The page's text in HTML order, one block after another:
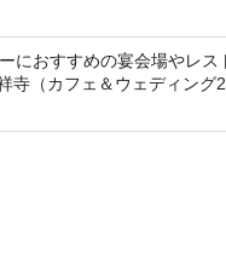
におすすめの宴会場やレス
寺（カフェ＆ウェディン